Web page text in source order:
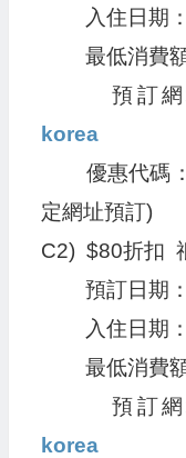
入住日期：
最低消費額
預訂網
korea
優惠代碼：
定網址預訂)
C2) $80折扣
預訂日期：
入住日期：
最低消費額
預訂網
korea